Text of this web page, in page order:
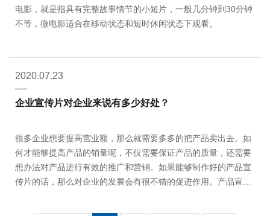
电影，就是指具有完整故事情节的小短片，一般几分钟到30分钟
不等，微电影适合在移动状态和短时休闲状态下观看。
2020.07.23
企业宣传片对企业来说有多少好处？
很多企业想要提高营业额，那么就需要多多的把产品卖出去。如
何才能够提高产品的销量呢，不仅需要保证产品的质量，还需要
想办法对产品进行有效的推广和营销。如果能够制作好的产品宣
传片的话，那么对企业的发展会有很不错的促进作用。产品宣传